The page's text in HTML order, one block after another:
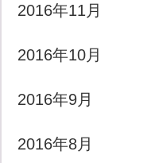
2016年11月
2016年10月
2016年9月
2016年8月